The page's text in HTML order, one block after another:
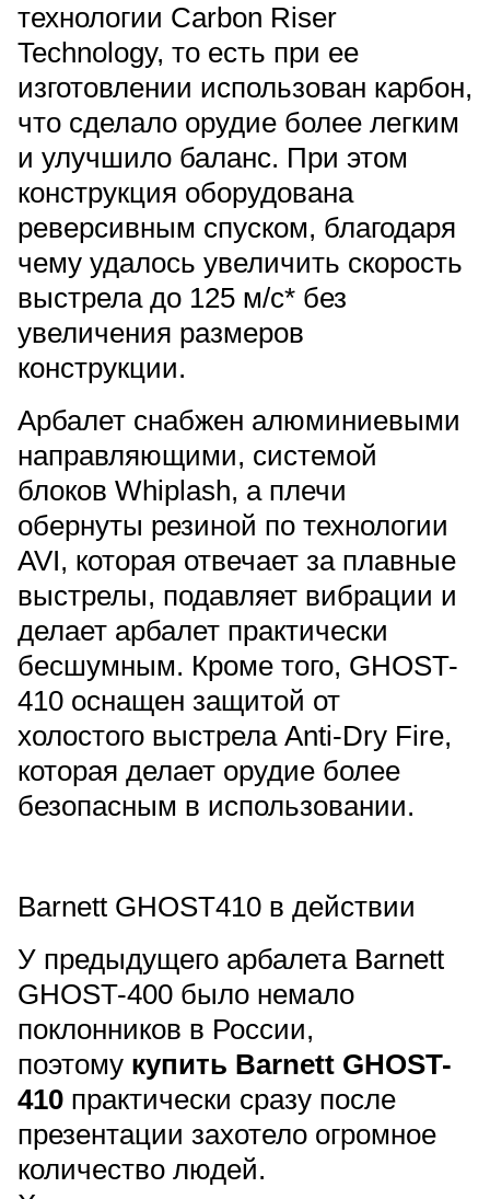
технологии Carbon Riser
Technology, то есть при ее
изготовлении использован карбон,
что сделало орудие более легким
и улучшило баланс. При этом
конструкция оборудована
реверсивным спуском, благодаря
чему удалось увеличить скорость
выстрела до 125 м/с* без
увеличения размеров
конструкции.
Арбалет снабжен алюминиевыми
направляющими, системой
блоков Whiplash, а плечи
обернуты резиной по технологии
AVI, которая отвечает за плавные
выстрелы, подавляет вибрации и
делает арбалет практически
бесшумным. Кроме того, GHOST-
410 оснащен защитой от
холостого выстрела Anti-Dry Fire,
которая делает орудие более
безопасным в использовании.
Barnett GHOST410 в действии
У предыдущего арбалета Barnett
GHOST-400 было немало
поклонников в России,
поэтому купить Barnett GHOST-
410 практически сразу после
презентации захотело огромное
количество людей.